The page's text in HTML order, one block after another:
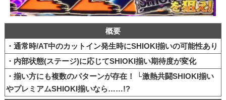
概要
・通常時/AT中のカットイン発生時にSHIOKI揃いの可能性あり
・内部状態(ステージ)に応じてSHIOKI揃い期待度が変化
・揃い方にも複数のパターンが存在！ └激熱共闘SHIOKI揃い
やプレミアムSHIOKI揃いなら……!?